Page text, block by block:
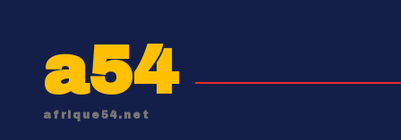
a54
afrique54.net